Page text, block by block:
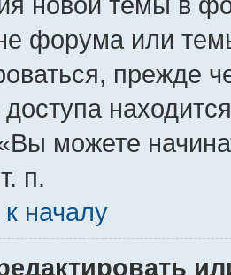
форума или
прежде
можете
п.
началу